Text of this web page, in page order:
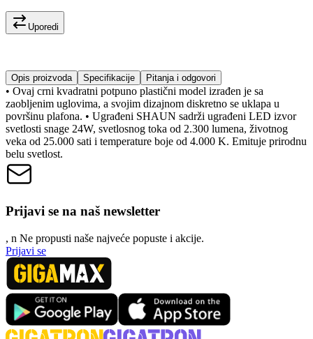
Uporedi
Opis proizvoda Specifikacije Pitanja i odgovori
• Ovaj crni kvadratni potpuno plastični model izrađen je sa
zaobljenim uglovima, a svojim dizajnom diskretno se uklapa u
površinu plafona. • Ugrađeni SHAUN sadrži ugrađeni LED izvor
svetlosti snage 24W, svetlosnog toka od 2.300 lumena, životnog
veka od 25.000 sati i temperature boje od 4.000 K. Emituje prirodnu
belu svetlost.
Prijavi se na naš newsletter
, n Ne propusti naše najveće popuste i akcije.
Prijavi se